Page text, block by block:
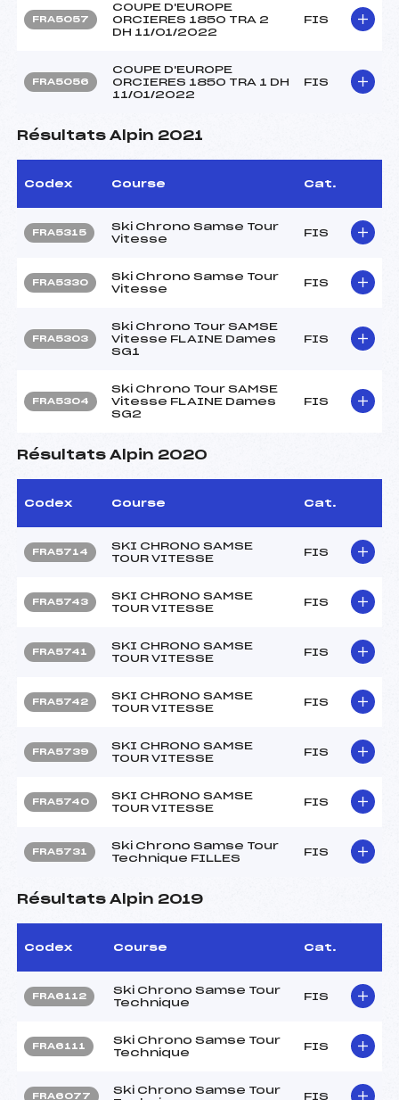
FRA5057
COUPE D'EUROPE
ORCIERES 1850 TRA 2
DH 11/01/2022
FIS
FRA5056
COUPE D'EUROPE
ORCIERES 1850 TRA 1 DH
11/01/2022
FIS
Résultats Alpin 2021
Codex Course Cat.
FRA5315
Ski Chrono Samse Tour
Vitesse
FIS
FRA5330
Ski Chrono Samse Tour
Vitesse
FIS
FRA5303
Ski Chrono Tour SAMSE
Vitesse FLAINE Dames
SG1
FIS
FRA5304
Ski Chrono Tour SAMSE
Vitesse FLAINE Dames
SG2
FIS
Résultats Alpin 2020
Codex Course Cat.
FRA5714
SKI CHRONO SAMSE
TOUR VITESSE
FIS
FRA5743
SKI CHRONO SAMSE
TOUR VITESSE
FIS
FRA5741
SKI CHRONO SAMSE
TOUR VITESSE
FIS
FRA5742
SKI CHRONO SAMSE
TOUR VITESSE
FIS
FRA5739
SKI CHRONO SAMSE
TOUR VITESSE
FIS
FRA5740
SKI CHRONO SAMSE
TOUR VITESSE
FIS
FRA5731
Ski Chrono Samse Tour
Technique FILLES
FIS
Résultats Alpin 2019
Codex Course Cat.
FRA6112
Ski Chrono Samse Tour
Technique
FIS
FRA6111
Ski Chrono Samse Tour
Technique
FIS
FRA6077
Ski Chrono Samse Tour
FIS